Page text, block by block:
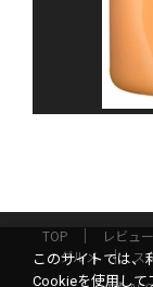
TOP レビュー
グルメ
ス
このサイトでは、
Cookieを使用して